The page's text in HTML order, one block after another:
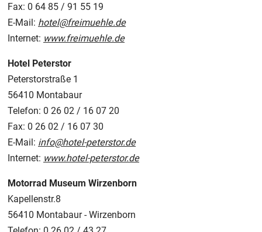
Fax: 0 64 85 / 91 55 19
E-Mail: hotel@freimuehle.de
Internet: www.freimuehle.de
Hotel Peterstor
Peterstorstraße 1
56410 Montabaur
Telefon: 0 26 02 / 16 07 20
Fax: 0 26 02 / 16 07 30
E-Mail: info@hotel-peterstor.de
Internet: www.hotel-peterstor.de
Motorrad Museum Wirzenborn
Kapellenstr.8
56410 Montabaur - Wirzenborn